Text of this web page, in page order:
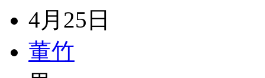
4月25日
董竹